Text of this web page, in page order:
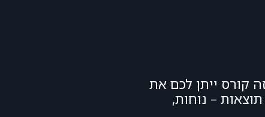
קורס ייתן לכם את
– נוחות,